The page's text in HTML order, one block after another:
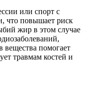
или спорт с
что повышает риск
жир в этом случае
вещества помогает
травмам костей и